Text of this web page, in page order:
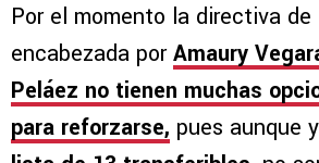
Por el momento la directiva
encabezada porAmaury
Peláez no tienen muchas
para reforzarse, pues aunque